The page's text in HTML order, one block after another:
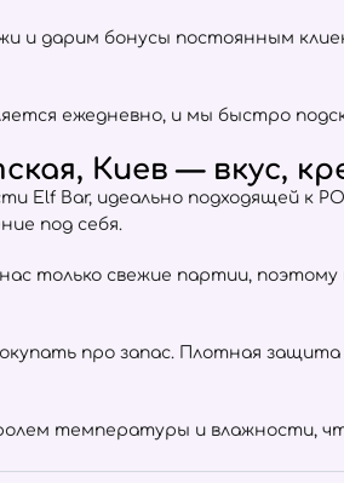
и дарим бонусы постоянным
ежедневно, и мы быстро
Киев — вкус,
Elf Bar, идеально подходящей к
под себя.
только свежие партии, поэтому
про запас. Плотная
температуры и влажности,